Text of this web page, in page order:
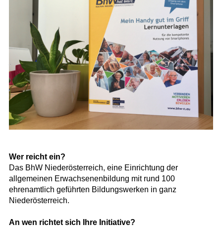
Wer reicht ein?
Das BhW Niederösterreich, eine Einrichtung der
allgemeinen Erwachsenenbildung mit rund 100
ehrenamtlich geführten Bildungswerken in ganz
Niederösterreich.
An wen richtet sich Ihre Initiative?